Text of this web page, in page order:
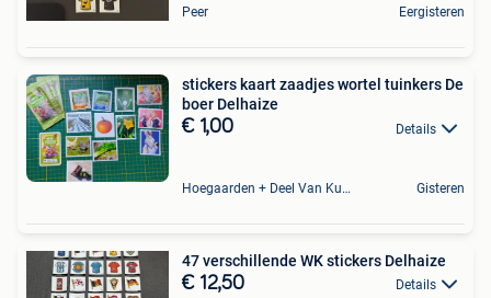
Peer Eergisteren
stickers kaart zaadjes wortel tuinkers De
boer Delhaize
€ 1,00 Details
Hoegaarden + Deel Van Kumtich + Deel Van Tienen Gisteren
47 verschillende WK stickers Delhaize
€ 12,50 Details